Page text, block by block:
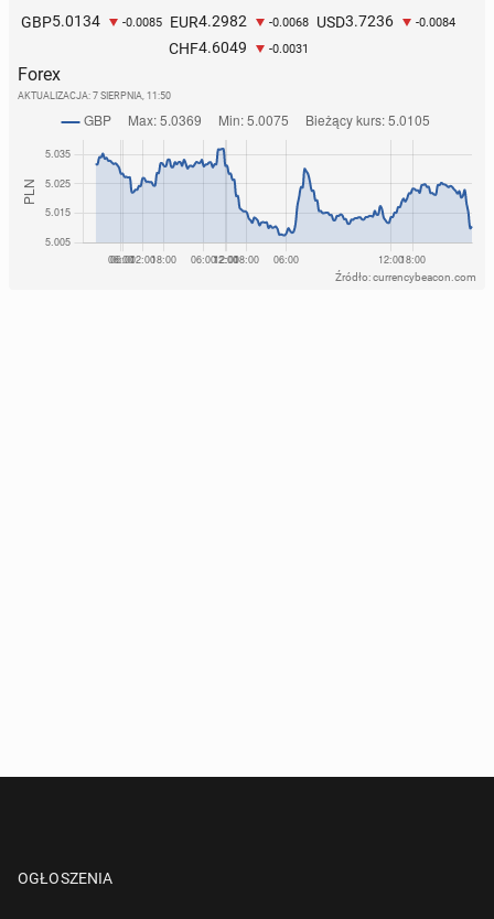
GBP5.0134 -0.0085 EUR4.2982 -0.0068 USD3.7236 -0.0084
CHF4.6049 -0.0031
Forex
AKTUALIZACJA: 7 SIERPNIA, 11:50
Źródło: currencybeacon.com
OGŁOSZENIA